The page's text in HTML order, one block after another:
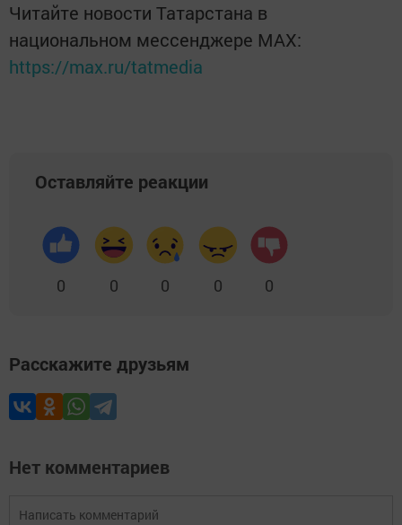
Читайте новости Татарстана в
национальном мессенджере MАХ:
https://max.ru/tatmedia
Оставляйте реакции
0 0 0 0 0
Расскажите друзьям
Нет комментариев